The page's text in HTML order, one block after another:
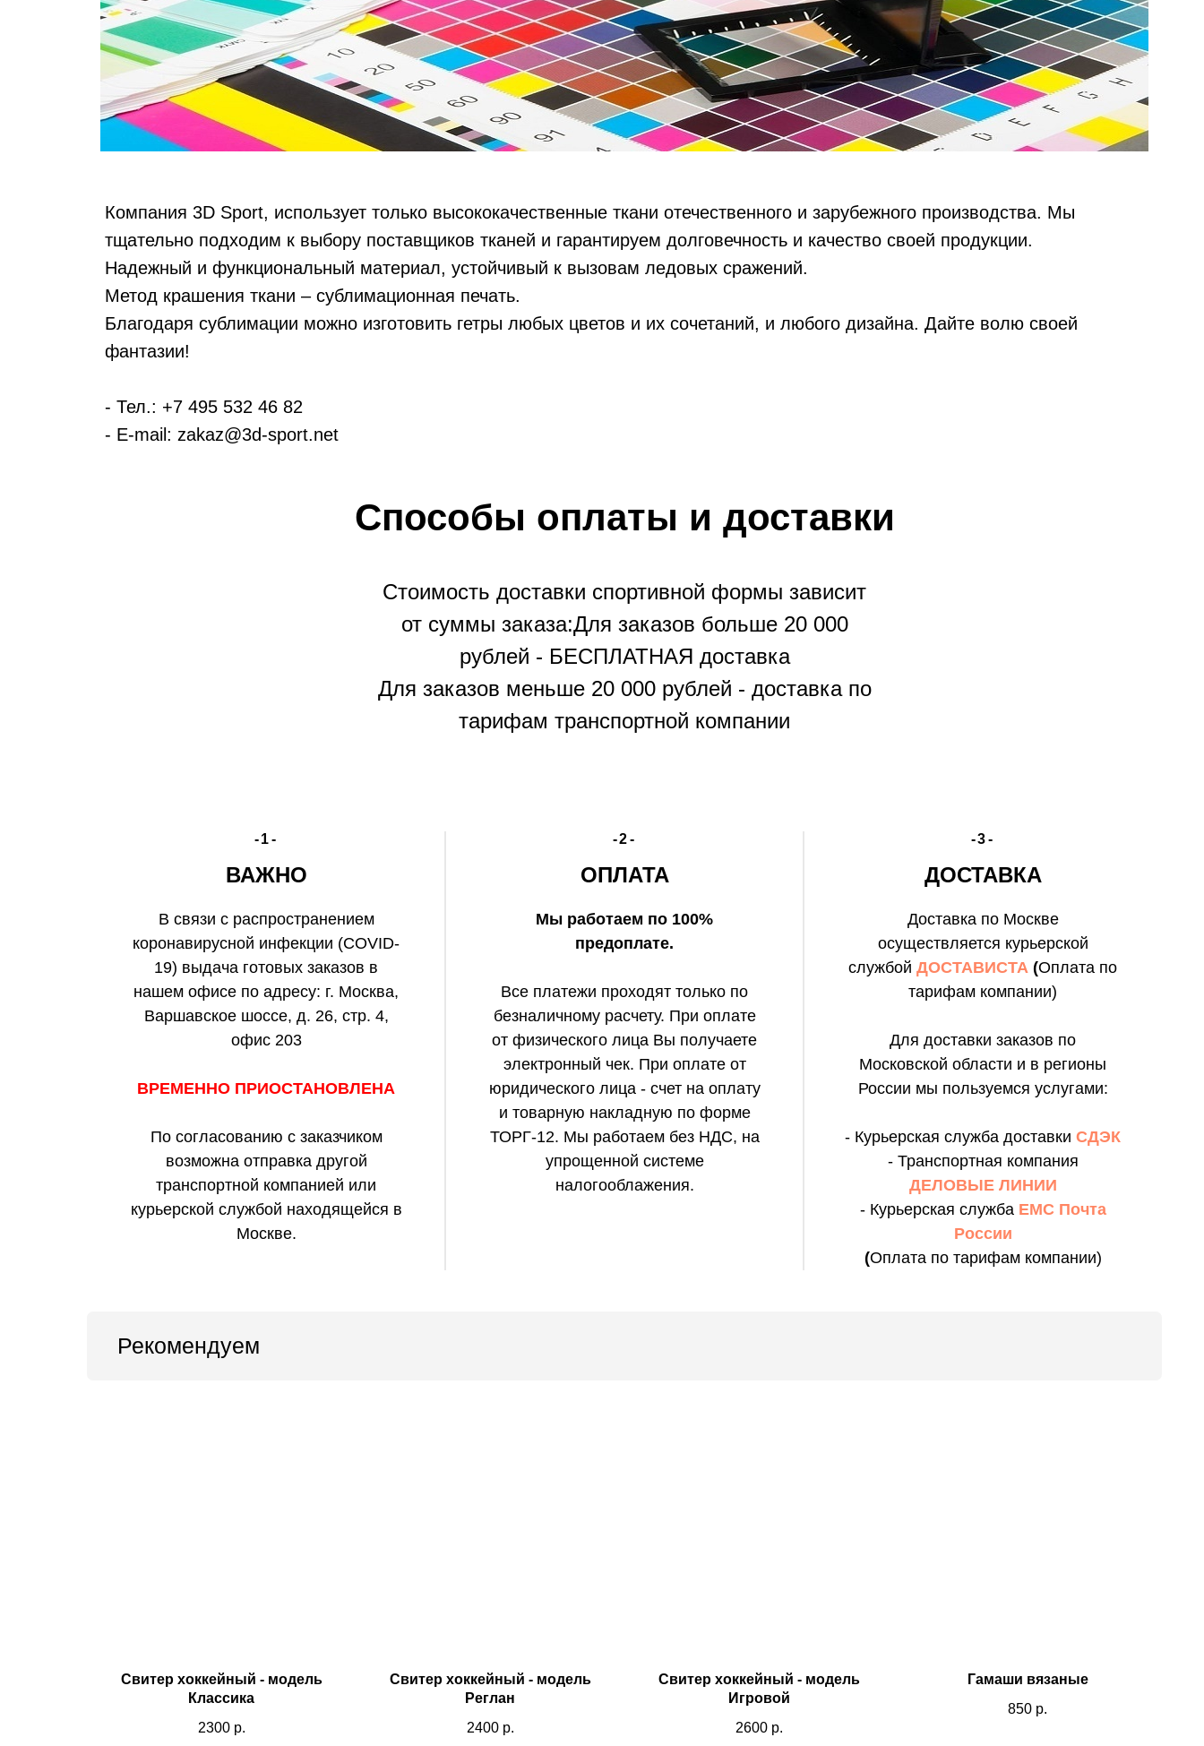
Компания 3D Sport, использует только высококачественные ткани отечественного и зарубежного производства. Мы
тщательно подходим к выбору поставщиков тканей и гарантируем долговечность и качество своей продукции.
Надежный и функциональный материал, устойчивый к вызовам ледовых сражений.
Метод крашения ткани – сублимационная печать.
Благодаря сублимации можно изготовить гетры любых цветов и их сочетаний, и любого дизайна. Дайте волю своей
фантазии!
- Тел.: +7 495 532 46 82
- E-mail: zakaz@3d-sport.net
Способы оплаты и доставки
Стоимость доставки спортивной формы зависит
от суммы заказа:Для заказов больше 20 000
рублей - БЕСПЛАТНАЯ доставка
Для заказов меньше 20 000 рублей - доставка по
тарифам транспортной компании
-1-
ВАЖНО
В связи с распространением
коронавирусной инфекции (COVID-
19) выдача готовых заказов в
нашем офисе по адресу: г. Москва,
Варшавское шоссе, д. 26, стр. 4,
офис 203
ВРЕМЕННО ПРИОСТАНОВЛЕНА
По согласованию с заказчиком
возможна отправка другой
транспортной компанией или
курьерской службой находящейся в
Москве.
-2-
ОПЛАТА
Мы работаем по 100%
предоплате.
Все платежи проходят только по
безналичному расчету. При оплате
от физического лица Вы получаете
электронный чек. При оплате от
юридического лица - счет на оплату
и товарную накладную по форме
ТОРГ-12. Мы работаем без НДС, на
упрощенной системе
налогооблажения.
-3-
ДОСТАВКА
Доставка по Москве
осуществляется курьерской
службой ДОСТАВИСТА (Оплата по
тарифам компании)
Для доставки заказов по
Московской области и в регионы
России мы пользуемся услугами:
- Курьерская служба доставки СДЭК
- Транспортная компания
ДЕЛОВЫЕ ЛИНИИ
- Курьерская служба ЕМС Почта
России
(Оплата по тарифам компании)
Рекомендуем
Свитер хоккейный - модель
Классика
2300 р.
Свитер хоккейный - модель
Реглан
2400 р.
Свитер хоккейный - модель
Игровой
2600 р.
Гамаши вязаные
850 р.